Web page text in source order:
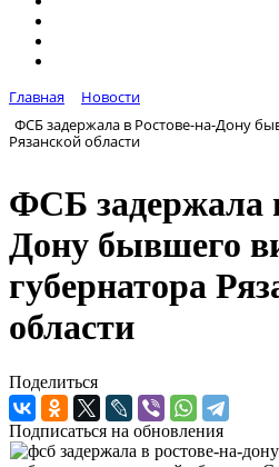
Главная
Новости
ФСБ задержала в Ростове-на-Дону
Рязанской области
ФСБ задержала
Дону бывшего
губернатора
области
Поделиться
Подписаться на обновления